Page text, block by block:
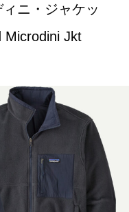
ニ・ジャケッ
Jkt